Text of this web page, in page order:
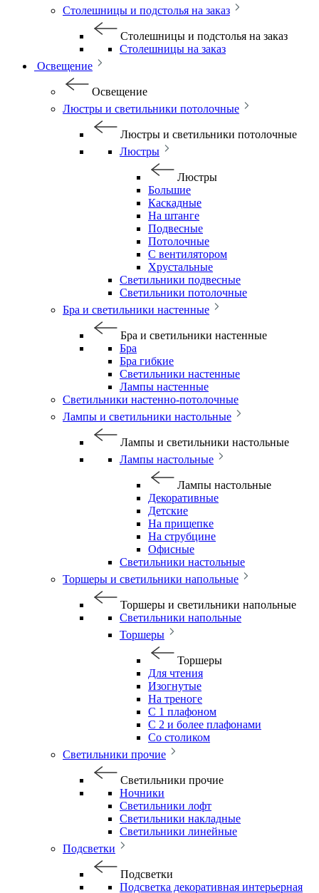
Столешницы и подстолья на заказ
Столешницы и подстолья на заказ
Столешницы на заказ
Освещение
Освещение
Люстры и светильники потолочные
Люстры и светильники потолочные
Люстры
Люстры
Большие
Каскадные
На штанге
Подвесные
Потолочные
С вентилятором
Хрустальные
Светильники подвесные
Светильники потолочные
Бра и светильники настенные
Бра и светильники настенные
Бра
Бра гибкие
Светильники настенные
Лампы настенные
Светильники настенно-потолочные
Лампы и светильники настольные
Лампы и светильники настольные
Лампы настольные
Лампы настольные
Декоративные
Детские
На прищепке
На струбцине
Офисные
Светильники настольные
Торшеры и светильники напольные
Торшеры и светильники напольные
Светильники напольные
Торшеры
Торшеры
Для чтения
Изогнутые
На треноге
С 1 плафоном
С 2 и более плафонами
Со столиком
Светильники прочие
Светильники прочие
Ночники
Светильники лофт
Светильники накладные
Светильники линейные
Подсветки
Подсветки
Подсветка декоративная интерьерная